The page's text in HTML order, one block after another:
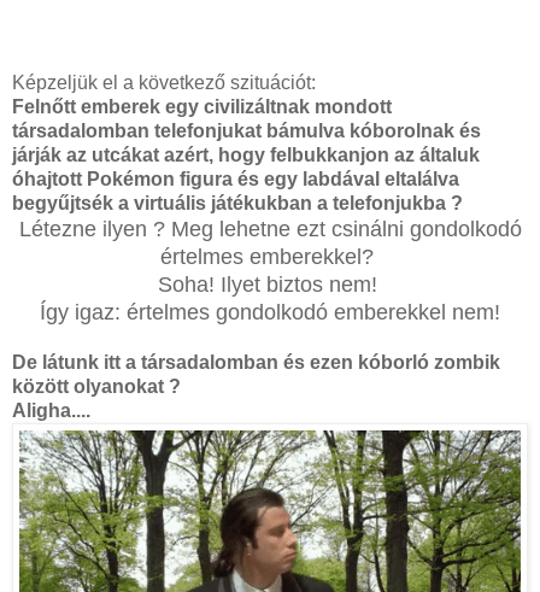
Képzeljük el a következő szituációt:
Felnőtt emberek egy civilizáltnak mondott
társadalomban telefonjukat bámulva kóborolnak és
járják az utcákat azért, hogy felbukkanjon az általuk
óhajtott Pokémon figura és egy labdával eltalálva
begyűjtsék a virtuális játékukban a telefonjukba ?
Létezne ilyen ? Meg lehetne ezt csinálni gondolkodó
értelmes emberekkel?
Soha! Ilyet biztos nem!
Így igaz: értelmes gondolkodó emberekkel nem!
De látunk itt a társadalomban és ezen kóborló zombik
között olyanokat ?
Aligha....